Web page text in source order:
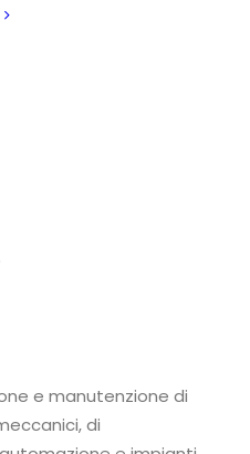
e manutenzione di
di